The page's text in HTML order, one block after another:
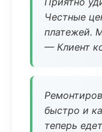
Честные
платежей.
— Клиент
быстро и
теперь